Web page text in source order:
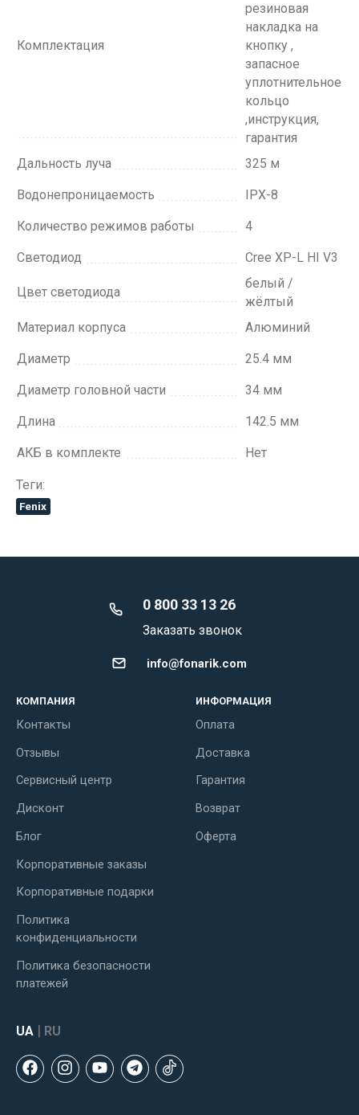
Комплектация
резиновая
накладка на
кнопку ,
запасное
уплотнительное
кольцо
,инструкция,
гарантия
Дальность луча
325 м
Водонепроницаемость IPX-8
Количество режимов работы 4
Светодиод Cree XP-L HI V3
Цвет светодиода
белый /
жёлтый
Материал корпуса
Алюминий
Диаметр 25.4 мм
Диаметр головной части 34 мм
Длина 142.5 мм
АКБ в комплекте Нет
Теги:
Fenix
0 800 33 13 26
Заказать звонок
info@fonarik.com
КОМПАНИЯ
Контакты
Отзывы
Сервисный центр
Дисконт
Блог
Корпоративные заказы
Корпоративные подарки
Политика
конфиденциальности
Политика безопасности
платежей
ИНФОРМАЦИЯ
Оплата
Доставка
Гарантия
Возврат
Оферта
UA | RU